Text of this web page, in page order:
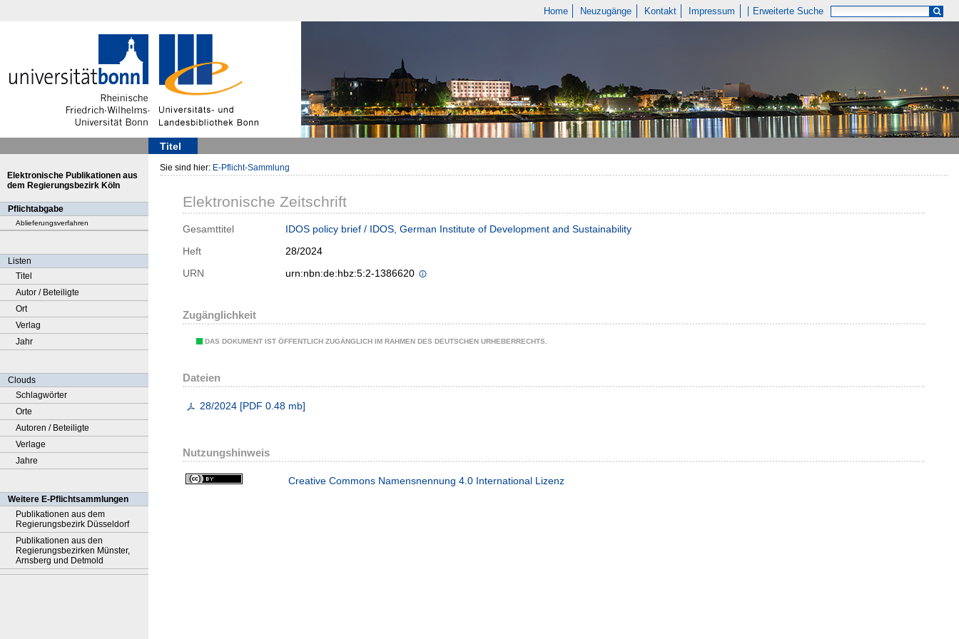
Home Neuzugänge Kontakt Impressum Erweiterte Suche
Titel
Elektronische Publikationen aus
dem Regierungsbezirk Köln
Pflichtabgabe
Ablieferungsverfahren
Listen
Titel
Autor / Beteiligte
Ort
Verlag
Jahr
Clouds
Schlagwörter
Orte
Autoren / Beteiligte
Verlage
Jahre
Weitere E-Pflichtsammlungen
Publikationen aus dem
Regierungsbezirk Düsseldorf
Publikationen aus den
Regierungsbezirken Münster,
Arnsberg und Detmold
Sie sind hier: E-Pflicht-Sammlung
Elektronische Zeitschrift
Gesamttitel
IDOS policy brief / IDOS, German Institute of Development and Sustainability
Heft
28/2024
URN
urn:nbn:de:hbz:5:2-1386620
Zugänglichkeit
DAS DOKUMENT IST ÖFFENTLICH ZUGÄNGLICH IM RAHMEN DES DEUTSCHEN URHEBERRECHTS.
Dateien
28/2024 [PDF 0.48 mb]
Nutzungshinweis
Creative Commons Namensnennung 4.0 International Lizenz